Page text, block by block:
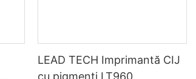
LEAD TECH Imprimantă CIJ
cu pigmenți LT960